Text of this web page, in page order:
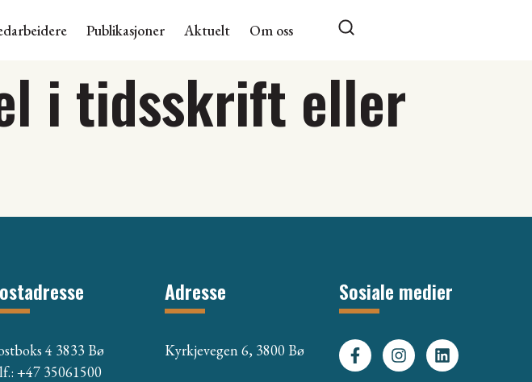
Publikasjoner Aktuelt Om oss
i tidsskrift eller
4 3833 Bø
+47 35061500
Adresse
Kyrkjevegen 6, 3800 Bø
Sosiale medier